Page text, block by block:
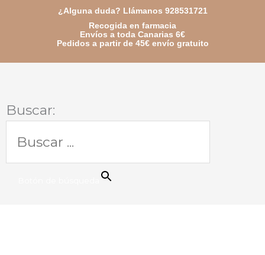
¿Alguna duda? Llámanos 928531721
Recogida en farmacia
Envíos a toda Canarias 6€
Pedidos a partir de 45€ envío gratuito
Buscar: